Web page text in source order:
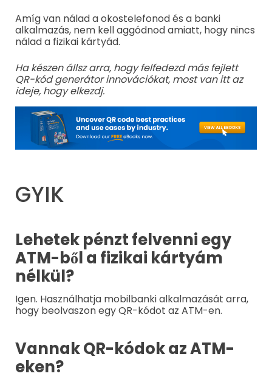
Amíg van nálad a okostelefonod és a banki
alkalmazás, nem kell aggódnod amiatt, hogy nincs
nálad a fizikai kártyád.
Ha készen állsz arra, hogy felfedezd más fejlett
QR-kód generátor innovációkat, most van itt az
ideje, hogy elkezdj.
GYIK
Lehetek pénzt felvenni egy
ATM-ből a fizikai kártyám
nélkül?
Igen. Használhatja mobilbanki alkalmazását arra,
hogy beolvaszon egy QR-kódot az ATM-en.
Vannak QR-kódok az ATM-
eken?